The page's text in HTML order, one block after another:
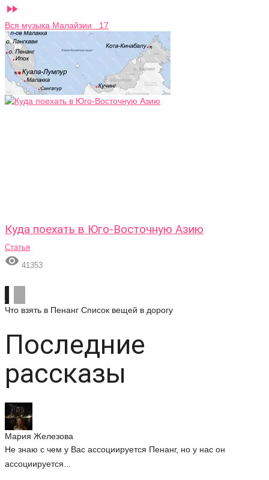

Вся музыка Малайзии 17
Куда поехать в Юго-Восточную Азию
Статья
 41353
Что взять в Пенанг Список вещей в дорогу
Последние
рассказы
Мария Железова
Не знаю с чем у Вас ассоциируется Пенанг, но у нас он
ассоциируется...